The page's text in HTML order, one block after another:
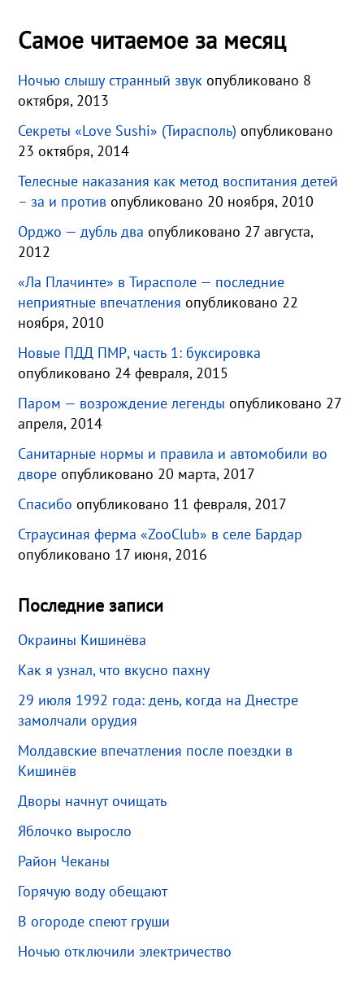
Самое читаемое за месяц
Ночью слышу странный звук опубликовано 8
октября, 2013
Секреты «Love Sushi» (Тирасполь) опубликовано
23 октября, 2014
Телесные наказания как метод воспитания детей
– за и против опубликовано 20 ноября, 2010
Орджо — дубль два опубликовано 27 августа,
2012
«Ла Плачинте» в Тирасполе — последние
неприятные впечатления опубликовано 22
ноября, 2010
Новые ПДД ПМР, часть 1: буксировка
опубликовано 24 февраля, 2015
Паром — возрождение легенды опубликовано 27
апреля, 2014
Санитарные нормы и правила и автомобили во
дворе опубликовано 20 марта, 2017
Спасибо опубликовано 11 февраля, 2017
Страусиная ферма «ZooClub» в селе Бардар
опубликовано 17 июня, 2016
Последние записи
Окраины Кишинёва
Как я узнал, что вкусно пахну
29 июля 1992 года: день, когда на Днестре
замолчали орудия
Молдавские впечатления после поездки в
Кишинёв
Дворы начнут очищать
Яблочко выросло
Район Чеканы
Горячую воду обещают
В огороде спеют груши
Ночью отключили электричество